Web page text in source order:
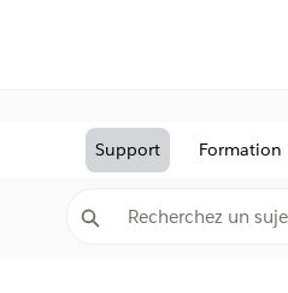
Support Formation